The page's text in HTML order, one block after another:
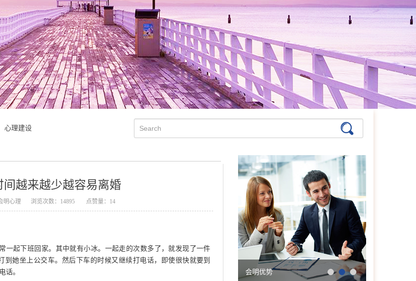
心理建设
越来越少越容易离婚
明心理 浏览次数：14895 点赞量：14
一起下班回家。其中就有小冰。一起走的次数多了，就发现了一件
她坐上公交车。然后下车的时候又继续打电话，即使很快就要到
话。
简介 会明优势